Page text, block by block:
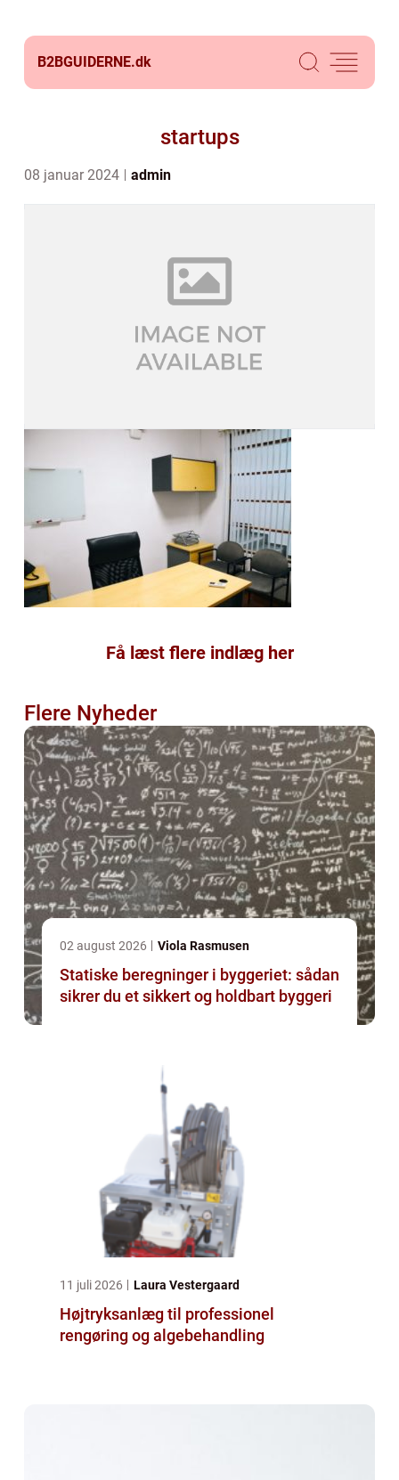
B2BGUIDERNE.dk
startups
08 januar 2024 admin
Få læst flere indlæg her
Flere Nyheder
02 august 2026 Viola Rasmusen
Statiske beregninger i byggeriet: sådan
sikrer du et sikkert og holdbart byggeri
11 juli 2026 Laura Vestergaard
Højtryksanlæg til professionel
rengøring og algebehandling